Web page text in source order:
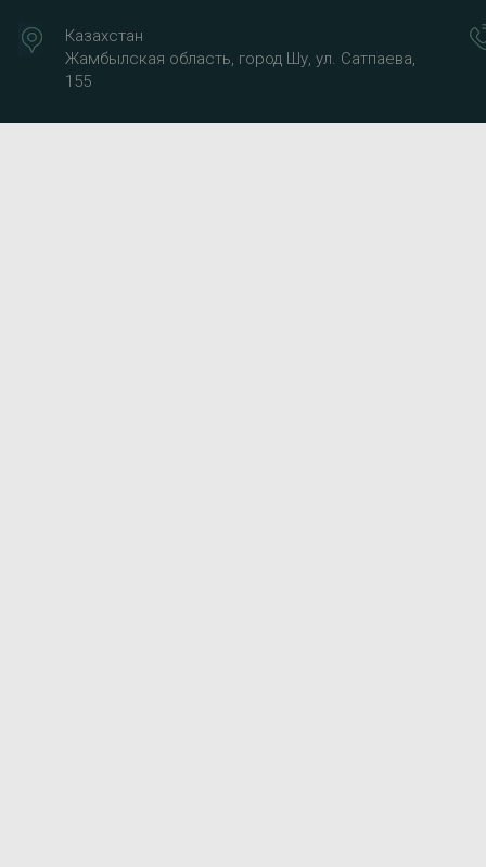
Казахстан
Жамбылская область, город Шу, ул. Сатпаева,
155